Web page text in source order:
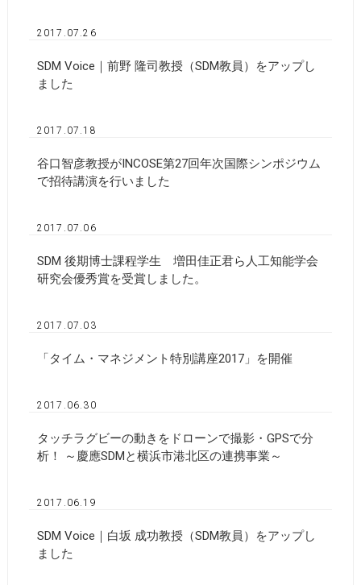
2017.07.26
SDM Voice｜前野 隆司教授（SDM教員）をアップし
ました
2017.07.18
谷口智彦教授がINCOSE第27回年次国際シンポジウム
で招待講演を行いました
2017.07.06
SDM 後期博士課程学生 増田佳正君ら人工知能学会
研究会優秀賞を受賞しました。
2017.07.03
「タイム・マネジメント特別講座2017」を開催
2017.06.30
タッチラグビーの動きをドローンで撮影・GPSで分
析！ ～慶應SDMと横浜市港北区の連携事業～
2017.06.19
SDM Voice｜白坂 成功教授（SDM教員）をアップし
ました